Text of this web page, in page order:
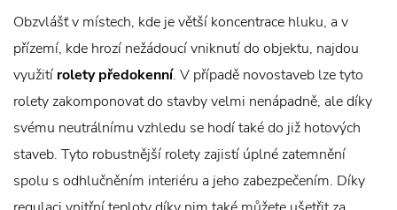
Obzvlášť v místech, kde je větší koncentrace hluku, a v
přízemí, kde hrozí nežádoucí vniknutí do objektu, najdou
využití rolety předokenní. V případě novostaveb lze tyto
rolety zakomponovat do stavby velmi nenápadně, ale díky
svému neutrálnímu vzhledu se hodí také do již hotových
staveb. Tyto robustnější rolety zajistí úplné zatemnění
spolu s odhlučněním interiéru a jeho zabezpečením. Díky